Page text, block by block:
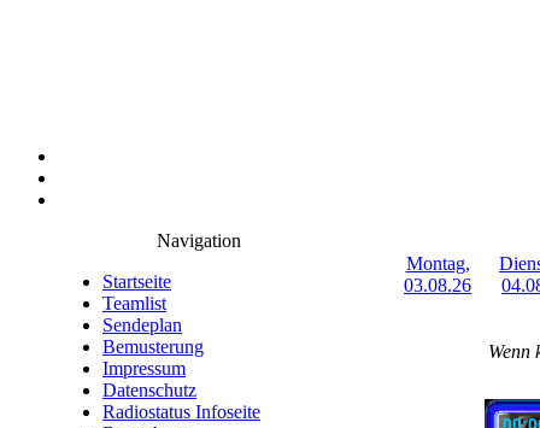
Navigation
Startseite
Teamlist
Sendeplan
Bemusterung
Impressum
Datenschutz
Radiostatus Infoseite
Montag,
03.08.26
Wenn